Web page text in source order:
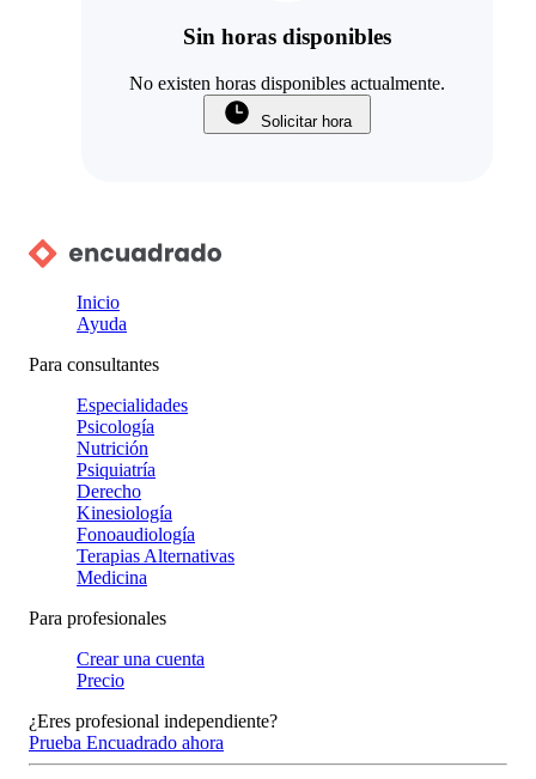
Sin horas disponibles
No existen horas disponibles actualmente.
Solicitar hora
Inicio
Ayuda
Para consultantes
Especialidades
Psicología
Nutrición
Psiquiatría
Derecho
Kinesiología
Fonoaudiología
Terapias Alternativas
Medicina
Para profesionales
Crear una cuenta
Precio
¿Eres profesional independiente?
Prueba Encuadrado ahora